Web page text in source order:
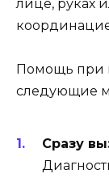
лице, руках
Помощь при
следующие
Сразу